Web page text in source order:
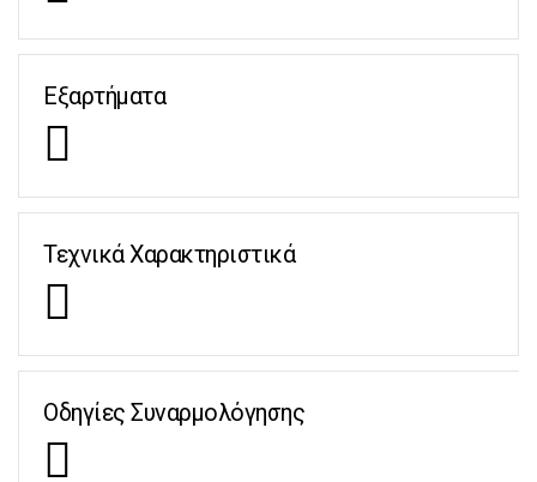
Εξαρτήματα
Τεχνικά Χαρακτηριστικά
Οδηγίες Συναρμολόγησης